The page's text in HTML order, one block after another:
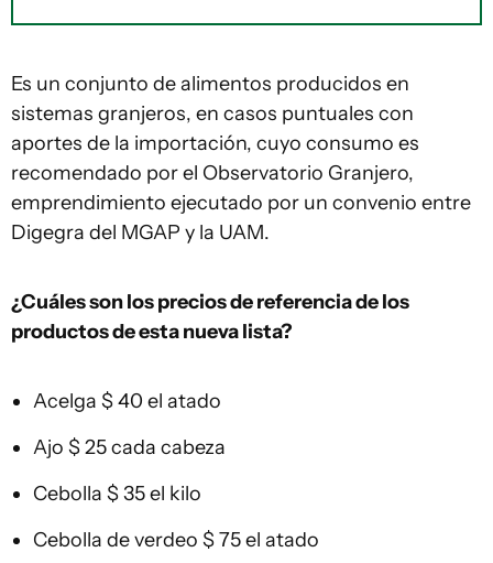
Es un conjunto de alimentos producidos en
sistemas granjeros, en casos puntuales con
aportes de la importación, cuyo consumo es
recomendado por el Observatorio Granjero,
emprendimiento ejecutado por un convenio entre
Digegra del MGAP y la UAM.
¿Cuáles son los precios de referencia de los
productos de esta nueva lista?
Acelga $ 40 el atado
Ajo $ 25 cada cabeza
Cebolla $ 35 el kilo
Cebolla de verdeo $ 75 el atado